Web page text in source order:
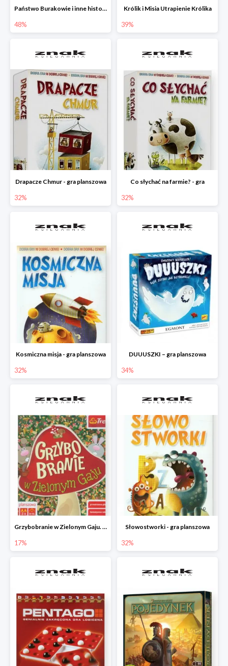
Państwo Burakowie i inne historie
48%
Królik i Misia Utrapienie Królika
39%
Drapacze Chmur - gra planszowa
32%
Co słychać na farmie? - gra
32%
Kosmiczna misja - gra planszowa
32%
DUUUSZKI – gra planszowa
34%
Grzybobranie w Zielonym Gaju. Gra planszowa
17%
Słowostworki - gra planszowa
32%